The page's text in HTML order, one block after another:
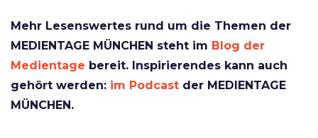
Mehr Lesenswertes rund um die Themen der
MEDIENTAGE MÜNCHEN steht im Blog der
Medientage bereit. Inspirierendes kann auch
gehört werden: im Podcast der MEDIENTAGE
MÜNCHEN.